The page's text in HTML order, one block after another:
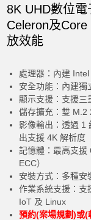
8K UHD數位
Celeron及
放效能
處理器：內建
安全功能：內建獨
顯示支援：支援三
儲存擴充：雙 M.2
影像輸出：透過 1
出支援 4K 解析度
記憶體：最高支援
ECC）
安裝方式：多種安
作業系統支援：支
IoT 及 Linux
預約(案場規劃)或(
加入購物車
Power
Accessory
10
Assembly and